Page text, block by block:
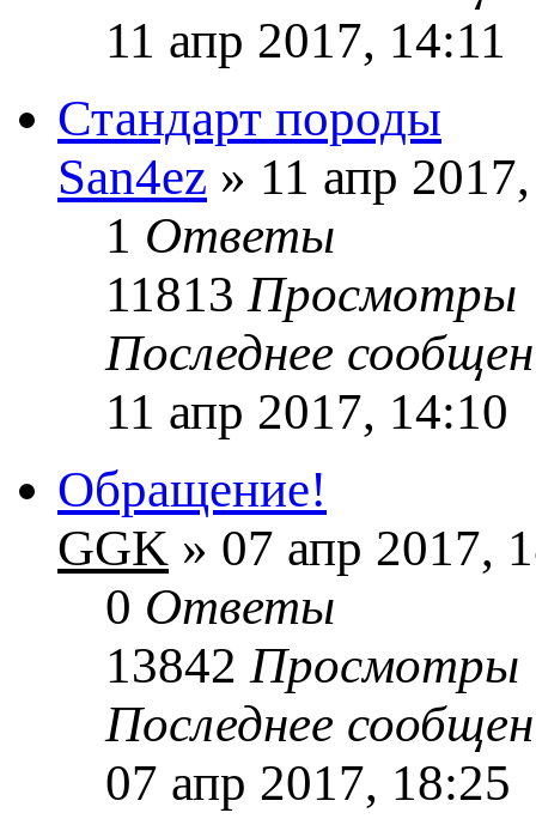
11 апр 2017, 14:11
Стандарт породы
San4ez » 11 апр
1 Ответы
11813Просмотры
Последнее
11 апр 2017, 14:10
Обращение!
GGK » 07 апр 2017,
0 Ответы
13842Просмотры
Последнее
07 апр 2017, 18:25